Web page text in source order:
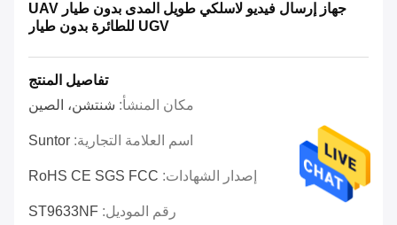
جهاز إرسال فيديو لاسلكي طويل المدى بدون طيار UAV
UGV للطائرة بدون طيار
تفاصيل المنتج
مكان المنشأ: شنتشن، الصين
اسم العلامة التجارية: Suntor
إصدار الشهادات: RoHS CE SGS FCC
رقم الموديل: ST9633NF